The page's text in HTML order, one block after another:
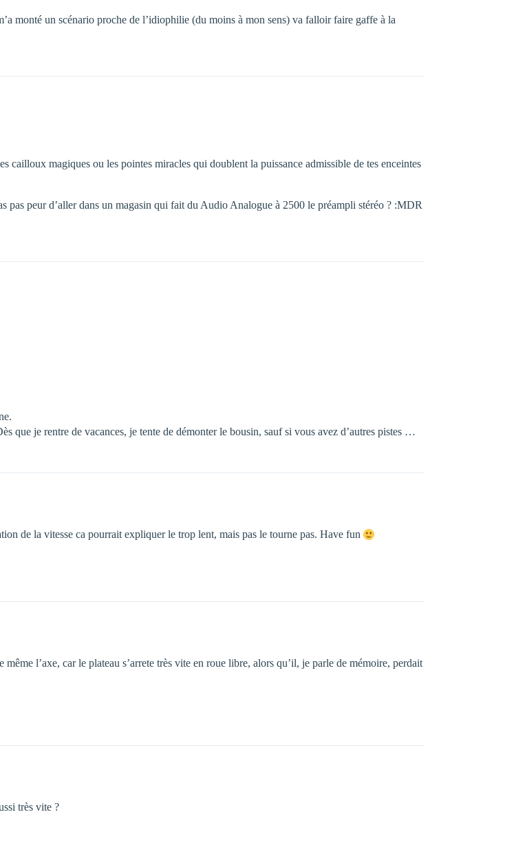
monté un scénario proche de l’idiophilie (du moins à mon sens) va falloir faire gaffe à la
cailloux magiques ou les pointes miracles qui doublent la puissance admissible de tes enceintes
peur d’aller dans un magasin qui fait du Audio Analogue à 2500 le préampli stéréo ? :MDR
que je rentre de vacances, je tente de démonter le bousin, sauf si vous avez d’autres pistes …
de la vitesse ca pourrait expliquer le trop lent, mais pas le tourne pas. Have fun
l’axe, car le plateau s’arrete très vite en roue libre, alors qu’il, je parle de mémoire, perdait
très vite ?